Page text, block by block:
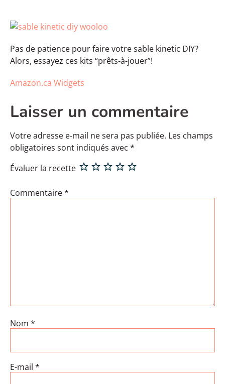
Pas de patience pour faire votre sable kinetic DIY?
Alors, essayez ces kits “prêts-à-jouer”!
Amazon.ca Widgets
Laisser un commentaire
Votre adresse e-mail ne sera pas publiée. Les champs
obligatoires sont indiqués avec *
Évaluer la recette
Commentaire*
Nom *
E-mail *